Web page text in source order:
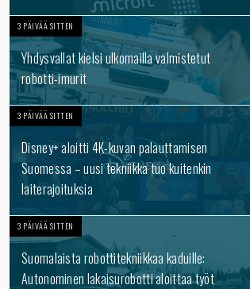
3 PÄIVÄÄ SITTEN
Yhdysvallat kielsi ulkomailla valmistetut
robotti-imurit
3 PÄIVÄÄ SITTEN
Disney+ aloitti 4K-kuvan palauttamisen
Suomessa – uusi tekniikka tuo kuitenkin
laiterajoituksia
3 PÄIVÄÄ SITTEN
Suomalaista robottitekniikkaa kaduille:
Autonominen lakaisurobotti aloittaa työt